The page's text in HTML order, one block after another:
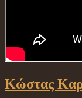
Κώστας